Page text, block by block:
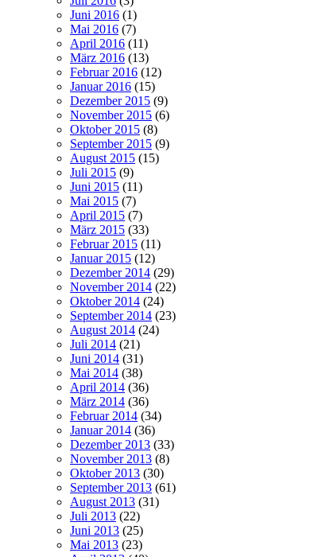
Juni 2016 (1)
Mai 2016 (7)
April 2016 (11)
März 2016 (13)
Februar 2016 (12)
Januar 2016 (15)
Dezember 2015 (9)
November 2015 (6)
Oktober 2015 (8)
September 2015 (9)
August 2015 (15)
Juli 2015 (9)
Juni 2015 (11)
Mai 2015 (7)
April 2015 (7)
März 2015 (33)
Februar 2015 (11)
Januar 2015 (12)
Dezember 2014 (29)
November 2014 (22)
Oktober 2014 (24)
September 2014 (23)
August 2014 (24)
Juli 2014 (21)
Juni 2014 (31)
Mai 2014 (38)
April 2014 (36)
März 2014 (36)
Februar 2014 (34)
Januar 2014 (36)
Dezember 2013 (33)
November 2013 (8)
Oktober 2013 (30)
September 2013 (61)
August 2013 (31)
Juli 2013 (22)
Juni 2013 (25)
Mai 2013 (23)